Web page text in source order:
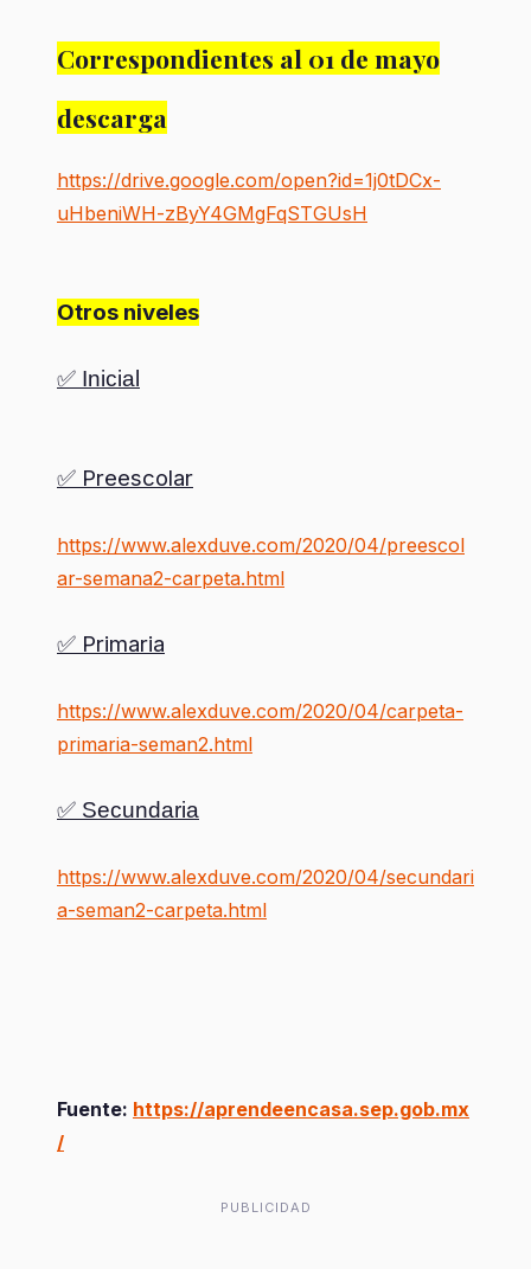
Correspondientes al 01 de mayo
descarga
https://drive.google.com/open?id=1j0tDCx-
uHbeniWH-zByY4GMgFqSTGUsH
Otros niveles
✅ Inicial
✅ Preescolar
https://www.alexduve.com/2020/04/preescol
ar-semana2-carpeta.html
✅ Primaria
https://www.alexduve.com/2020/04/carpeta-
primaria-seman2.html
✅ Secundaria
https://www.alexduve.com/2020/04/secundari
a-seman2-carpeta.html
Fuente: https://aprendeencasa.sep.gob.mx
/
PUBLICIDAD